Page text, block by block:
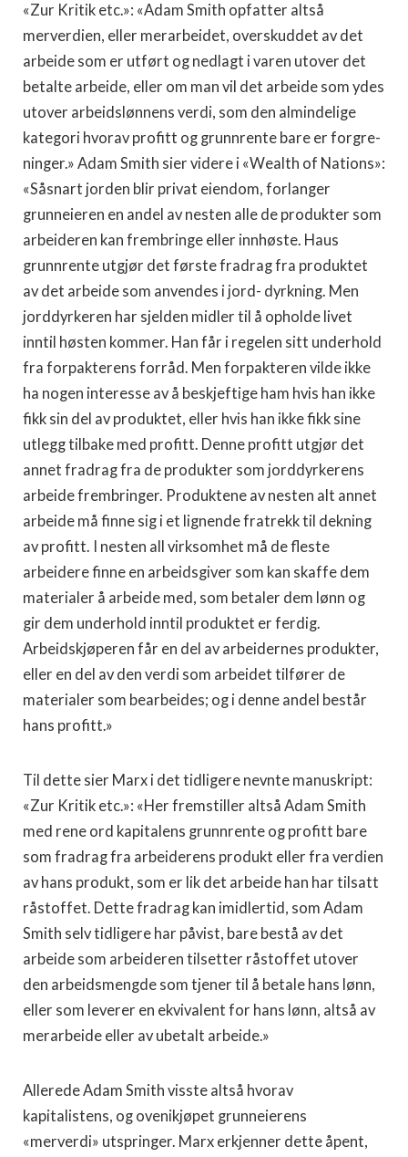
«Zur Kritik etc.»: «Adam Smith opfatter altså
merverdien, eller merarbeidet, overskuddet av det
arbeide som er utført og ned­lagt i varen utover det
betalte arbeide, eller om man vil det arbeide som ydes
utover arbeidslønnens verdi, som den almindelige
kategori hvorav profitt og grunnrente bare er forgre­
ninger.» Adam Smith sier videre i «Wealth of Nations»:
«Såsnart jorden blir privat eiendom, forlanger
grunneieren en andel av nesten alle de produkter som
arbeideren kan frem­bringe eller innhøste. Haus
grunnrente utgjør det første fradrag fra produktet
av det arbeide som anvendes i jord- dyrkning. Men
jorddyrkeren har sjelden midler til å opholde livet
inntil høsten kommer. Han får i regelen sitt underhold
fra forpakterens forråd. Men forpakteren vilde ikke
ha nogen interesse av å beskjeftige ham hvis han ikke
fikk sin del av produktet, eller hvis han ikke fikk sine
utlegg tilbake med profitt. Denne profitt utgjør det
annet fradrag fra de produkter som jorddyrkerens
arbeide frembringer. Produk­tene av nesten alt annet
arbeide må finne sig i et lignende fratrekk til dekning
av profitt. I nesten all virksomhet må de fleste
arbeidere finne en arbeidsgiver som kan skaffe dem
materialer å arbeide med, som betaler dem lønn og
gir dem underhold inntil produktet er ferdig.
Arbeidskjøperen får en del av arbeidernes produkter,
eller en del av den verdi som arbeidet tilfører de
materialer som bearbeides; og i denne andel består
hans profitt.»
Til dette sier Marx i det tidligere nevnte manuskript:
«Zur Kritik etc.»: «Her fremstiller altså Adam Smith
med rene ord kapitalens grunnrente og profitt bare
som fradrag fra arbeiderens produkt eller fra verdien
av hans produkt, som er lik det arbeide han har tilsatt
råstoffet. Dette fradrag kan imidlertid, som Adam
Smith selv tidligere har påvist, bare bestå av det
arbeide som arbeideren tilsetter råstoffet utover
den arbeidsmengde som tjener til å betale hans lønn,
eller som leverer en ekvivalent for hans lønn, altså av
merarbeide eller av ubetalt arbeide.»
Allerede Adam Smith visste altså hvorav
kapitalistens, og ovenikjøpet grunneierens
«merverdi» utspringer. Marx er­kjenner dette åpent,